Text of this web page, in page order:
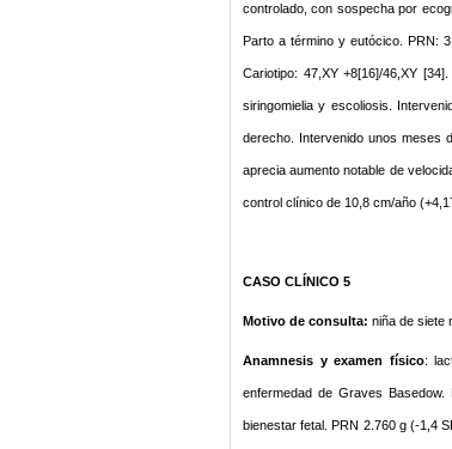
controlado, con sospecha por
Parto a término y eutócico. PRN:
Cariotipo: 47,XY +8[16]/46,XY
siringomielia y escoliosis.
derecho. Intervenido unos meses
aprecia aumento notable de
control clínico de 10,8 cm/año
CASO CLÍNICO 5
Motivo de consulta: niña de siete
Anamnesis y examen físico:
enfermedad de Graves
bienestar fetal. PRN 2.760 g (-1,4